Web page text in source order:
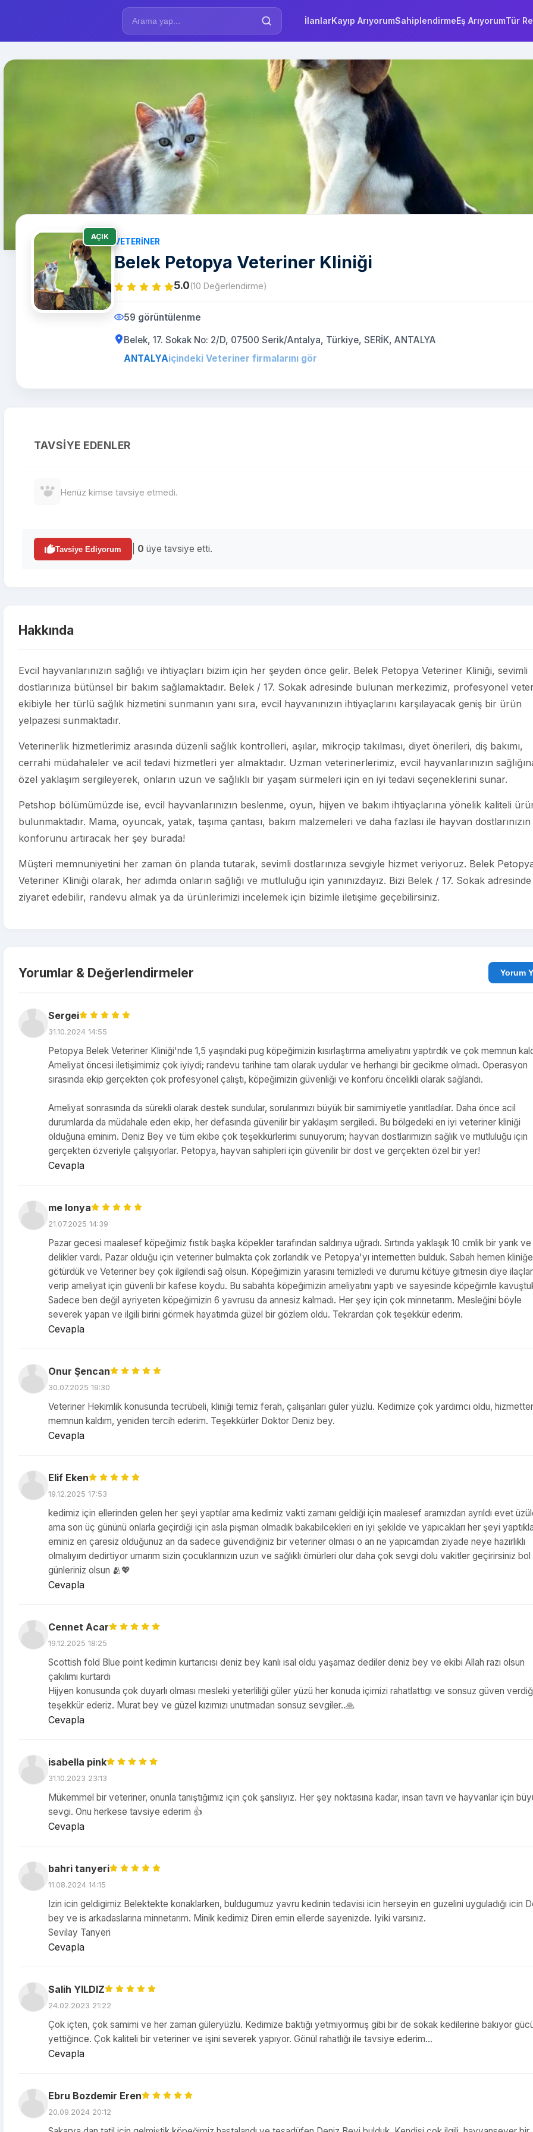
İlanlarKayıp ArıyorumSahiplendirmeEş ArıyorumTür
AÇIK
VETERINER
Belek Petopya Veteriner Kliniği
5.0(10 Değerlendirme)
59 görüntülenme
Belek, 17. Sokak No: 2/D, 07500 Serik/Antalya, Türkiye, SERİK, ANTALYA
ANTALYAiçindeki Veteriner firmalarını gör
TAVSIYE EDENLER
Henüz kimse tavsiye etmedi.
Tavsiye Ediyorum 0 üye tavsiye etti.
Hakkında
Evcil hayvanlarınızın sağlığı ve ihtiyaçları bizim için her şeyden önce gelir. Belek Petopya Veteriner Kliniği, sevimli
dostlarınıza bütünsel bir bakım sağlamaktadır. Belek / 17. Sokak adresinde bulunan merkezimiz, profesyonel
ekibiyle her türlü sağlık hizmetini sunmanın yanı sıra, evcil hayvanınızın ihtiyaçlarını karşılayacak geniş bir ürün
yelpazesi sunmaktadır.
Veterinerlik hizmetlerimiz arasında düzenli sağlık kontrolleri, aşılar, mikroçip takılması, diyet önerileri, diş bakımı,
cerrahi müdahaleler ve acil tedavi hizmetleri yer almaktadır. Uzman veterinerlerimiz, evcil hayvanlarınızın
özel yaklaşım sergileyerek, onların uzun ve sağlıklı bir yaşam sürmeleri için en iyi tedavi seçeneklerini sunar.
Petshop bölümümüzde ise, evcil hayvanlarınızın beslenme, oyun, hijyen ve bakım ihtiyaçlarına yönelik kaliteli
bulunmaktadır. Mama, oyuncak, yatak, taşıma çantası, bakım malzemeleri ve daha fazlası ile hayvan dostlarınızın
konforunu artıracak her şey burada!
Müşteri memnuniyetini her zaman ön planda tutarak, sevimli dostlarınıza sevgiyle hizmet veriyoruz. Belek
Veteriner Kliniği olarak, her adımda onların sağlığı ve mutluluğu için yanınızdayız. Bizi Belek / 17. Sokak adresinde
ziyaret edebilir, randevu almak ya da ürünlerimizi incelemek için bizimle iletişime geçebilirsiniz.
Yorumlar & Değerlendirmeler
Sergei
31.10.2024 14:55
Petopya Belek Veteriner Kliniği'nde 1,5 yaşındaki pug köpeğimizin kısırlaştırma ameliyatını yaptırdık ve çok memnun
Ameliyat öncesi iletişimimiz çok iyiydi; randevu tarihine tam olarak uydular ve herhangi bir gecikme olmadı. Operasyon
sırasında ekip gerçekten çok profesyonel çalıştı, köpeğimizin güvenliği ve konforu öncelikli olarak sağlandı.
Ameliyat sonrasında da sürekli olarak destek sundular, sorularımızı büyük bir samimiyetle yanıtladılar. Daha önce acil
durumlarda da müdahale eden ekip, her defasında güvenilir bir yaklaşım sergiledi. Bu bölgedeki en iyi veteriner kliniği
olduğuna eminim. Deniz Bey ve tüm ekibe çok teşekkürlerimi sunuyorum; hayvan dostlarımızın sağlık ve mutluluğu için
gerçekten özveriyle çalışıyorlar. Petopya, hayvan sahipleri için güvenilir bir dost ve gerçekten özel bir yer!
Cevapla
me lonya
21.07.2025 14:39
Pazar gecesi maalesef köpeğimiz fıstık başka köpekler tarafından saldırıya uğradı. Sırtında yaklaşık 10 cmlik bir yarık ve
delikler vardı. Pazar olduğu için veteriner bulmakta çok zorlandık ve Petopya'yı internetten bulduk. Sabah hemen kliniğe
götürdük ve Veteriner bey çok ilgilendi sağ olsun. Köpeğimizin yarasını temizledi ve durumu kötüye gitmesin diye
verip ameliyat için güvenli bir kafese koydu. Bu sabahta köpeğimizin ameliyatını yaptı ve sayesinde köpeğimle
Sadece ben değil ayriyeten köpeğimizin 6 yavrusu da annesiz kalmadı. Her şey için çok minnetarım. Mesleğini böyle
severek yapan ve ilgili birini görmek hayatımda güzel bir gözlem oldu. Tekrardan çok teşekkür ederim.
Cevapla
Onur Şencan
30.07.2025 19:30
Veteriner Hekimlik konusunda tecrübeli, kliniği temiz ferah, çalışanları güler yüzlü. Kedimize çok yardımcı oldu,
memnun kaldım, yeniden tercih ederim. Teşekkürler Doktor Deniz bey.
Cevapla
Elif Eken
19.12.2025 17:53
kedimiz için ellerinden gelen her şeyi yaptılar ama kedimiz vakti zamanı geldiği için maalesef aramızdan ayrıldı evet
ama son üç gününü onlarla geçirdiği için asla pişman olmadık bakabilcekleri en iyi şekilde ve yapıcakları her şeyi
eminiz en çaresiz olduğunuz an da sadece güvendiğiniz bir veteriner olması o an ne yapıcamdan ziyade neye hazırlıklı
olmalıyım dedirtiyor umarım sizin çocuklarınızın uzun ve sağlıklı ömürleri olur daha çok sevgi dolu vakitler geçirirsiniz bol
günleriniz olsun 🫂💖
Cevapla
Cennet Acar
19.12.2025 18:25
Scottish fold Blue point kedimin kurtarıcısı deniz bey kanlı isal oldu yaşamaz dediler deniz bey ve ekibi Allah razı olsun
çakılımı kurtardı
Hijyen konusunda çok duyarlı olması mesleki yeterliliği güler yüzü her konuda içimizi rahatlattıgı ve sonsuz güven
teşekkür ederiz. Murat bey ve güzel kızımızı unutmadan sonsuz sevgiler..🙏
Cevapla
isabella pink
31.10.2023 23:13
Mükemmel bir veteriner, onunla tanıştığımız için çok şanslıyız. Her şey noktasına kadar, insan tavrı ve hayvanlar için
sevgi. Onu herkese tavsiye ederim 👍
Cevapla
bahri tanyeri
11.08.2024 14:15
Izin icin geldigimiz Belektekte konaklarken, buldugumuz yavru kedinin tedavisi icin herseyin en guzelini uyguladığı icin
bey ve is arkadaslarına minnetarım. Minik kedimiz Diren emin ellerde sayenizde. Iyiki varsınız.
Sevilay Tanyeri
Cevapla
Salih YILDIZ
24.02.2023 21:22
Çok içten, çok samimi ve her zaman güleryüzlü. Kedimize baktığı yetmiyormuş gibi bir de sokak kedilerine bakıyor
yettiğince. Çok kaliteli bir veteriner ve işini severek yapıyor. Gönül rahatlığı ile tavsiye ederim...
Cevapla
Ebru Bozdemir Eren
20.09.2024 20:12